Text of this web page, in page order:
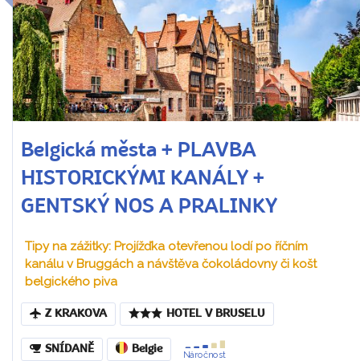
Belgická města + PLAVBA
HISTORICKÝMI KANÁLY +
GENTSKÝ NOS A PRALINKY
Tipy na zážitky: Projížďka otevřenou lodí po říčním
kanálu v Bruggách a návštěva čokoládovny či košt
belgického piva
Z KRAKOVA HOTEL V BRUSELU
SNÍDANĚ Belgie
Náročnost